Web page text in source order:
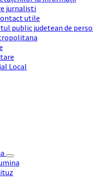
jurnaliști
utile
public judetean de
Local